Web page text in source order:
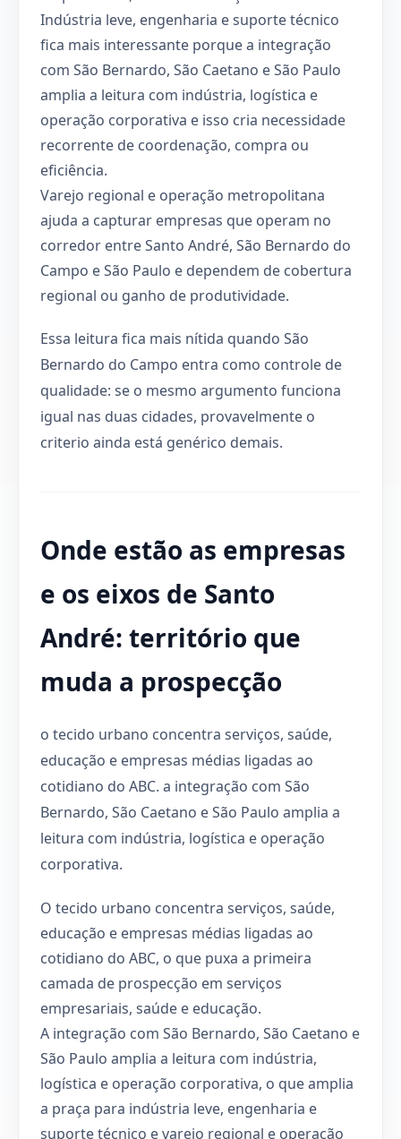
Indústria leve, engenharia e suporte técnico
fica mais interessante porque a integração
com São Bernardo, São Caetano e São Paulo
amplia a leitura com indústria, logística e
operação corporativa e isso cria necessidade
recorrente de coordenação, compra ou
eficiência.
Varejo regional e operação metropolitana
ajuda a capturar empresas que operam no
corredor entre Santo André, São Bernardo do
Campo e São Paulo e dependem de cobertura
regional ou ganho de produtividade.
Essa leitura fica mais nítida quando São
Bernardo do Campo entra como controle de
qualidade: se o mesmo argumento funciona
igual nas duas cidades, provavelmente o
criterio ainda está genérico demais.
Onde estão as empresas
e os eixos de Santo
André: território que
muda a prospecção
o tecido urbano concentra serviços, saúde,
educação e empresas médias ligadas ao
cotidiano do ABC. a integração com São
Bernardo, São Caetano e São Paulo amplia a
leitura com indústria, logística e operação
corporativa.
O tecido urbano concentra serviços, saúde,
educação e empresas médias ligadas ao
cotidiano do ABC, o que puxa a primeira
camada de prospecção em serviços
empresariais, saúde e educação.
A integração com São Bernardo, São Caetano e
São Paulo amplia a leitura com indústria,
logística e operação corporativa, o que amplia
a praça para indústria leve, engenharia e
suporte técnico e varejo regional e operação